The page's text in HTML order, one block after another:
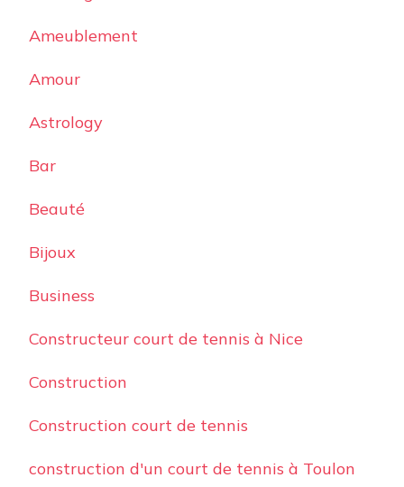
Ameublement
Amour
Astrology
Bar
Beauté
Bijoux
Business
Constructeur court de tennis à Nice
Construction
Construction court de tennis
construction d'un court de tennis à Toulon